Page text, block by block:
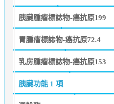
胰臟腫瘤標誌物-癌抗原199
胃腫瘤標誌物-癌抗原72.4
乳房腫瘤標誌物-癌抗原153
胰臟功能 1 項